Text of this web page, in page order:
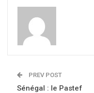
PREV POST
Sénégal : le Pastef